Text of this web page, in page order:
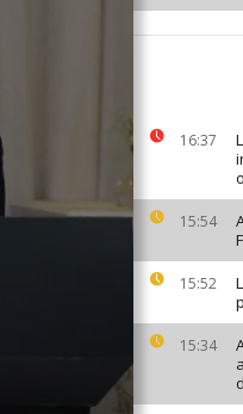
16:37
15:54
15:52
15:34